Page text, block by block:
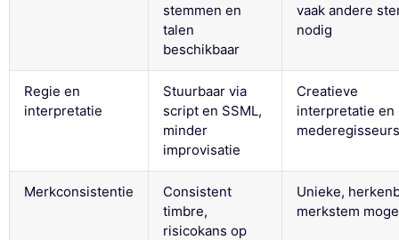
stemmen en
talen
beschikbaar
vaak andere
nodig
Regie en
interpretatie
Stuurbaar via
script en SSML,
minder
improvisatie
Creatieve
interpretatie en
Merkconsistentie
Consistent
timbre,
risicokans op
Unieke,
merkstem